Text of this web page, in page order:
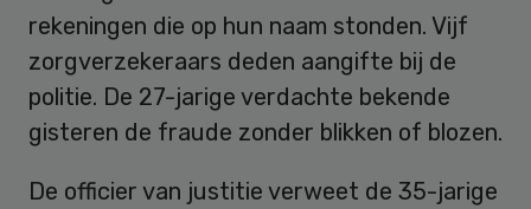
rekeningen die op hun naam stonden. Vijf
zorgverzekeraars deden aangifte bij de
politie. De 27-jarige verdachte bekende
gisteren de fraude zonder blikken of blozen.
De officier van justitie verweet de 35-jarige